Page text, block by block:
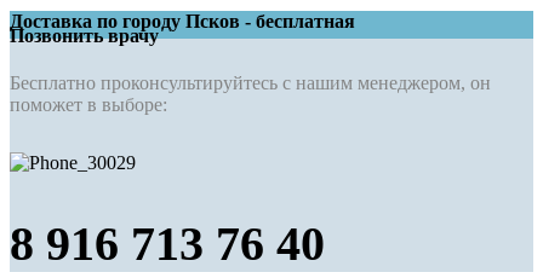
Доставка по городу Псков - бесплатная
Позвонить врачу
Бесплатно проконсультируйтесь с нашим менеджером, он
поможет в выборе:
8 916 713 76 40